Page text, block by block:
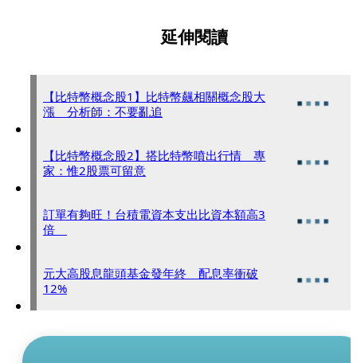
延伸閱讀
【比特幣概念股1】比特幣飆相關概念股大
漲 分析師：不要亂追
【比特幣概念股2】搭比特幣噴出行情 專
家：惟2股票可留意
訂單有夠旺！台積電資本支出比資本額高3
倍
元大高股息龍頭基金發年終 配息率衝破
12%